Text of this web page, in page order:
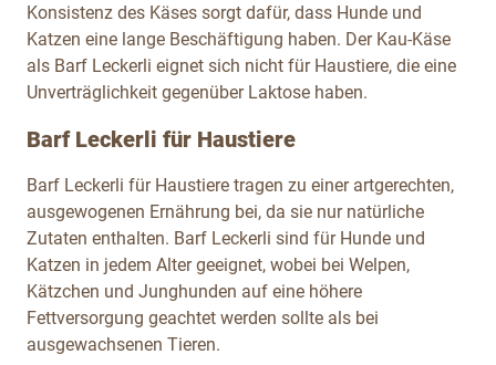
Konsistenz des Käses sorgt dafür, dass Hunde und
Katzen eine lange Beschäftigung haben. Der Kau-Käse
als Barf Leckerli eignet sich nicht für Haustiere, die eine
Unverträglichkeit gegenüber Laktose haben.
Barf Leckerli für Haustiere
Barf Leckerli für Haustiere tragen zu einer artgerechten,
ausgewogenen Ernährung bei, da sie nur natürliche
Zutaten enthalten. Barf Leckerli sind für Hunde und
Katzen in jedem Alter geeignet, wobei bei Welpen,
Kätzchen und Junghunden auf eine höhere
Fettversorgung geachtet werden sollte als bei
ausgewachsenen Tieren.